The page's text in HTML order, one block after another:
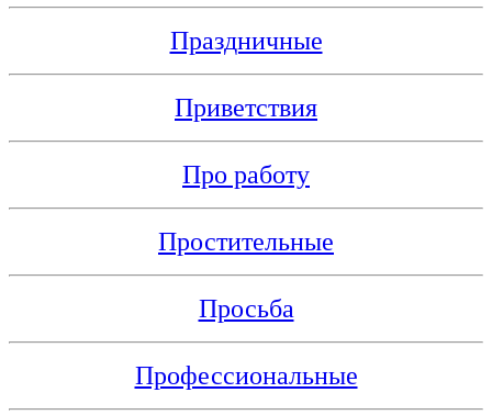
Праздничные
Приветствия
Про работу
Простительные
Просьба
Профессиональные